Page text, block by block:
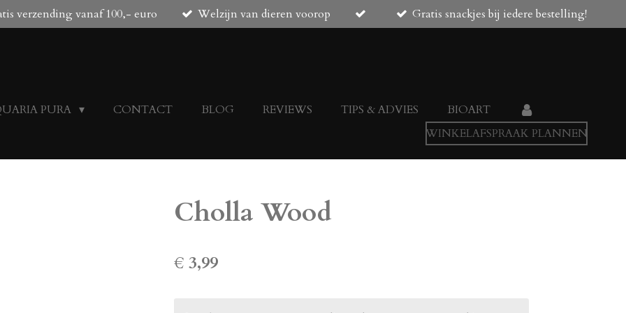
verzending vanaf 100,- euro Welzijn van dieren voorop Gratis snackjes bij iedere bestelling!
PURA CONTACT BLOG REVIEWS TIPS & ADVIES
BIOART
WINKELAFSPRAAK PLANNEN
Cholla Wood
€ 3,99